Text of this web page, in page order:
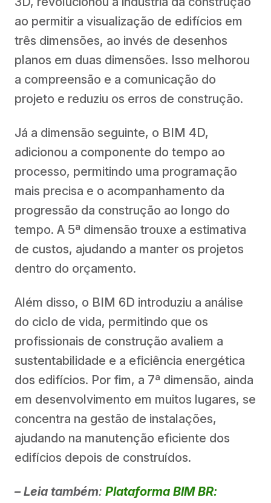
ao permitir a visualização de edifícios em
três dimensões, ao invés de desenhos
planos em duas dimensões. Isso melhorou
a compreensão e a comunicação do
projeto e reduziu os erros de construção.
Já a dimensão seguinte, o BIM 4D,
adicionou a componente do tempo ao
processo, permitindo uma programação
mais precisa e o acompanhamento da
progressão da construção ao longo do
tempo. A 5ª dimensão trouxe a estimativa
de custos, ajudando a manter os projetos
dentro do orçamento.
Além disso, o BIM 6D introduziu a análise
do ciclo de vida, permitindo que os
profissionais de construção avaliem a
sustentabilidade e a eficiência energética
dos edifícios. Por fim, a 7ª dimensão, ainda
em desenvolvimento em muitos lugares, se
concentra na gestão de instalações,
ajudando na manutenção eficiente dos
edifícios depois de construídos.
– Leia também: Plataforma BIM BR: